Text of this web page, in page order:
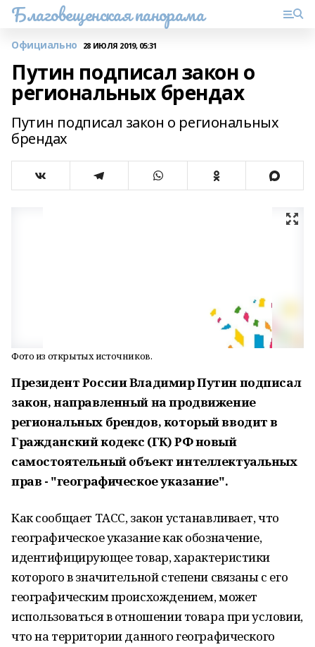
Благовещенская панорама
Официально 28 ИЮЛЯ 2019, 05:31
Путин подписал закон о
региональных брендах
Путин подписал закон о региональных
брендах
Фото из открытых источников.
Президент России Владимир Путин подписал
закон, направленный на продвижение
региональных брендов, который вводит в
Гражданский кодекс (ГК) РФ новый
самостоятельный объект интеллектуальных
прав - "географическое указание".
Как сообщает ТАСС, закон устанавливает, что
географическое указание как обозначение,
идентифицирующее товар, характеристики
которого в значительной степени связаны с его
географическим происхождением, может
использоваться в отношении товара при условии,
что на территории данного географического